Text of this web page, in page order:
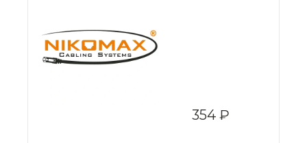
354 ₽